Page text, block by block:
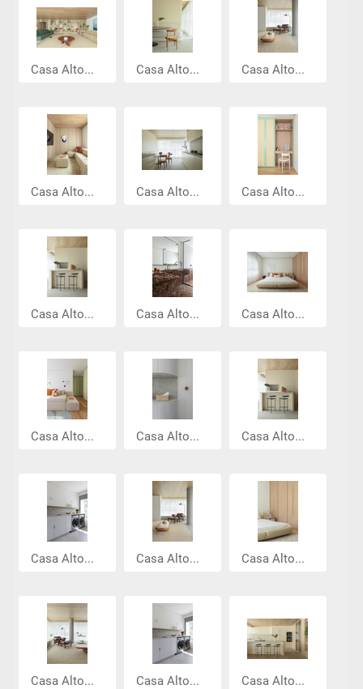
Casa Alto... Casa Alto... Casa Alto...
Casa Alto... Casa Alto... Casa Alto...
Casa Alto... Casa Alto... Casa Alto...
Casa Alto... Casa Alto... Casa Alto...
Casa Alto... Casa Alto... Casa Alto...
Casa Alto... Casa Alto... Casa Alto...